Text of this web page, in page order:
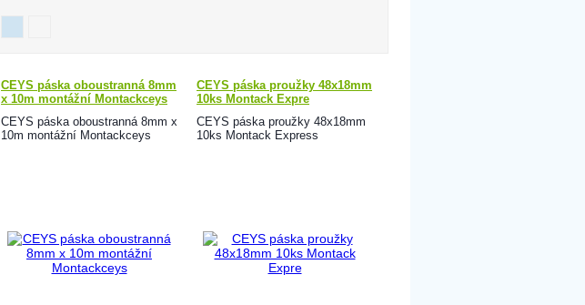
CEYS páska oboustranná 8mm
x 10m montážní Montackceys
CEYS páska oboustranná 8mm x
10m montážní Montackceys
CEYS páska proužky 48x18mm
10ks Montack Expre
CEYS páska proužky 48x18mm
10ks Montack Express